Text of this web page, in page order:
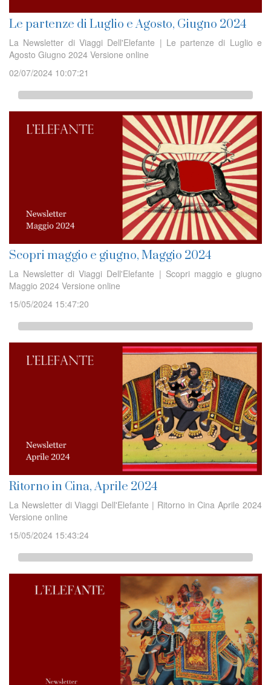
Le partenze di Luglio e Agosto, Giugno 2024
La Newsletter di Viaggi Dell'Elefante | Le partenze di Luglio e
Agosto Giugno 2024 Versione online
02/07/2024 10:07:21
Scopri maggio e giugno, Maggio 2024
La Newsletter di Viaggi Dell'Elefante | Scopri maggio e giugno
Maggio 2024 Versione online
15/05/2024 15:47:20
Ritorno in Cina, Aprile 2024
La Newsletter di Viaggi Dell'Elefante | Ritorno in Cina Aprile 2024
Versione online
15/05/2024 15:43:24